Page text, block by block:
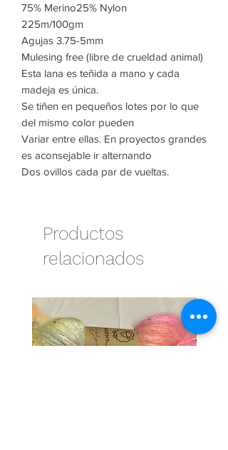
75% Merino25% Nylon
225m/100gm
Agujas 3.75-5mm
Mulesing free (libre de crueldad animal)
Esta lana es teñida a mano y cada
madeja es única.
Se tiñen en pequeños lotes por lo que
del mismo color pueden
Variar entre ellas. En proyectos grandes
es aconsejable ir alternando
Dos ovillos cada par de vueltas.
Productos
relacionados